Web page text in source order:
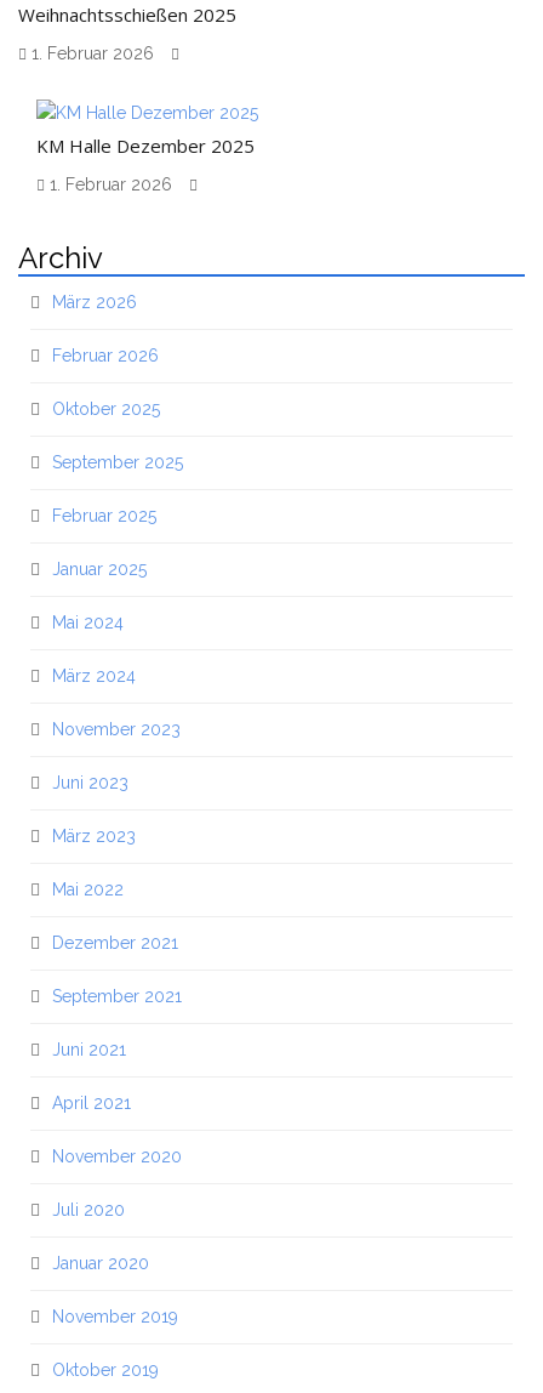
Weihnachtsschießen 2025
1. Februar 2026
KM Halle Dezember 2025
1. Februar 2026
Archiv
März 2026
Februar 2026
Oktober 2025
September 2025
Februar 2025
Januar 2025
Mai 2024
März 2024
November 2023
Juni 2023
März 2023
Mai 2022
Dezember 2021
September 2021
Juni 2021
April 2021
November 2020
Juli 2020
Januar 2020
November 2019
Oktober 2019